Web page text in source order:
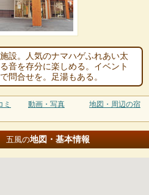
設。人気のナマハゲふれあい太
音を存分に楽しめる。イベント
問合せを。足湯もある。
ミ 動画・写真 地図・周辺の宿
五風の地図・基本情報